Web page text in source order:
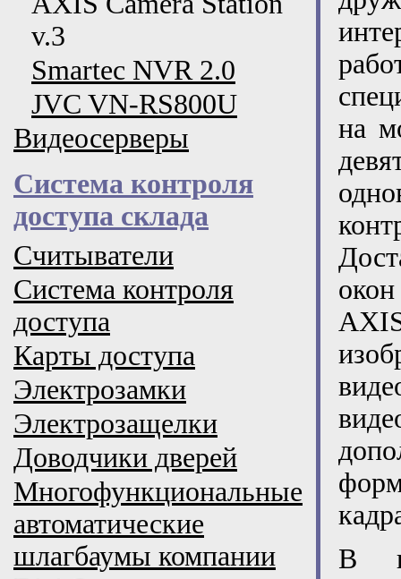
v.3
Smartec NVR 2.0
JVC VN-RS800U
Видеосерверы
Система контроля
доступа склада
Считыватели
Система контроля
доступа
Карты доступа
Электрозамки
Электрозащелки
Доводчики дверей
Многофункциональные
автоматические
шлагбаумы компании
на
В